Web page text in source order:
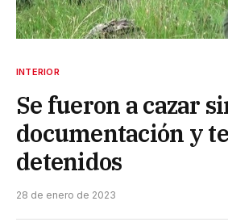
INTERIOR
Se fueron a cazar
documentación y
detenidos
28 de enero de 2023